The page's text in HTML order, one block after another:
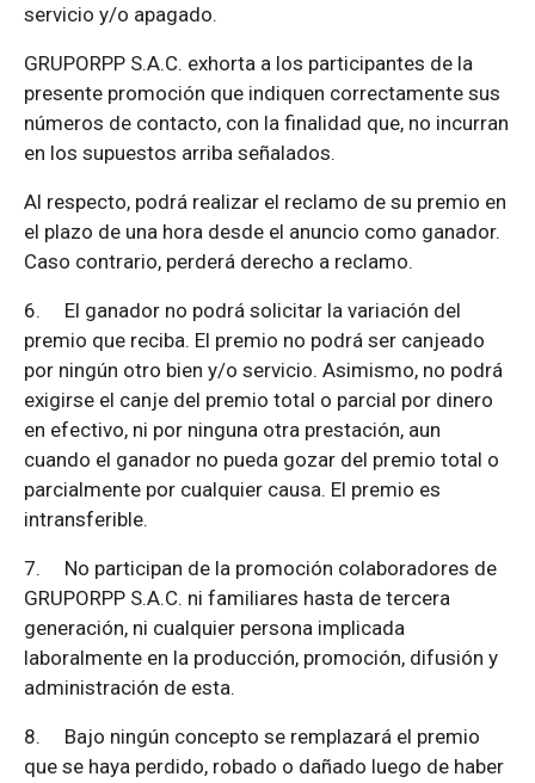
servicio y/o apagado.
GRUPORPP S.A.C. exhorta a los participantes de la
presente promoción que indiquen correctamente sus
números de contacto, con la finalidad que, no incurran
en los supuestos arriba señalados.
Al respecto, podrá realizar el reclamo de su premio en
el plazo de una hora desde el anuncio como ganador.
Caso contrario, perderá derecho a reclamo.
6. El ganador no podrá solicitar la variación del
premio que reciba. El premio no podrá ser canjeado
por ningún otro bien y/o servicio. Asimismo, no podrá
exigirse el canje del premio total o parcial por dinero
en efectivo, ni por ninguna otra prestación, aun
cuando el ganador no pueda gozar del premio total o
parcialmente por cualquier causa. El premio es
intransferible.
7. No participan de la promoción colaboradores de
GRUPORPP S.A.C. ni familiares hasta de tercera
generación, ni cualquier persona implicada
laboralmente en la producción, promoción, difusión y
administración de esta.
8. Bajo ningún concepto se remplazará el premio
que se haya perdido, robado o dañado luego de haber